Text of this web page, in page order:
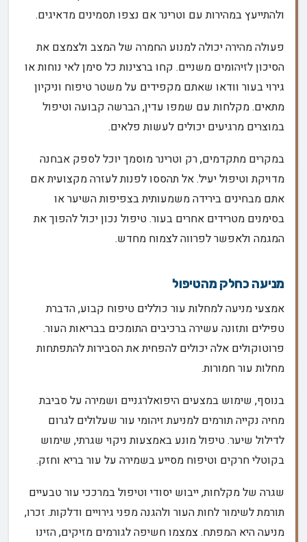
ולהתייעץ במהירות עם וטרינר אם נצפו תסמינים מדאיגים.
פעולה מהירה יכולה למנוע החמרה של המצב ולצמצם את
הסיכון לזיהומים משניים. קחו ברצינות כל סימן לאי נוחות או
גירוי בעור וודאו שאתם מקפידים על משטר טיפוח וניקיון
מתאים. מקלחות עם שמפו עדין, הברשה קבועה וטיפול
במוצרים מרגיעים יכולים לעשות פלאים.
במקרים מתקדמים, רק וטרינר מוסמך יוכל לספק אבחנה
מדויקת וטיפול יעיל. אל תהססו לפנות לעזרה מקצועית אם
אתם מבחינים בירידה משמעותית בצפיפות השיער או
בסימנים מטרידים אחרים בעור. טיפול נכון יכול להפוך את
המגמה ולאפשר לפרווה לצמוח מחדש.
מניעה כחלק מהטיפול
אמצעי מניעה למחלות עור כוללים טיפוח קבוע, הדברת
טפילים ותזונה עשירה ברכיבים התומכים בבריאות העור.
פרוטוקולים אלה יכולים להפחית את הסבירות להתפתחות
מחלות עור חמורות.
בנוסף, שימוש במצעים היפואלרגניים ושמירה על סביבת
מחיה נקייה תורמים למניעת זיהומי עור שעלולים לגרום
לדילול שיער. טיפול מונע באמצעות ניקוי שגרתי, שימוש
בקוטלי חרקים וטיפוח מסייע בשמירה על עור בריא וחזק.
שגרה של מקלחות, ייבוש יסודי וטיפול במרככי עור טבעיים
תורמת לשימור לחות העור ולהגנה מפני גירויים ודלקות. זכרו,
מניעה היא המפתח. צמצמו חשיפה לגורמים מזיקים, הזינו